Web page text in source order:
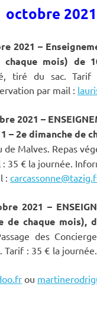
2021 –
chaque mois) de
tiré du sac.
par mail :
2021 –
– 2e dimanche de
de Malves. Repas
: 35 € la journée.
:
2021 –
de chaque mois),
des
Tarif : 35 € la
ou